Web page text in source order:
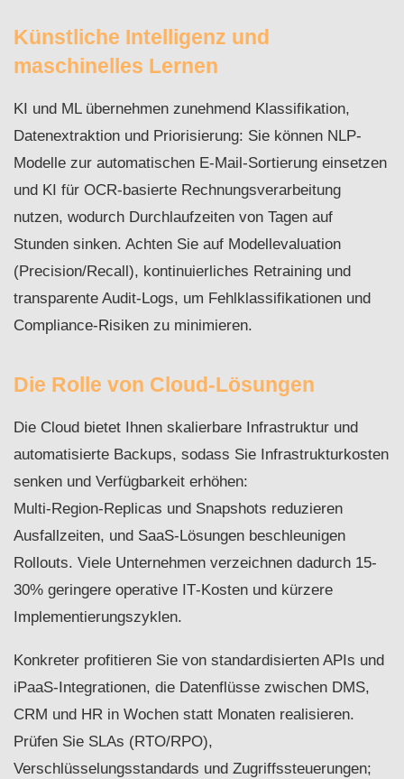
Künstliche Intelligenz und
maschinelles Lernen
KI und ML übernehmen zunehmend Klassifikation,
Datenextraktion und Priorisierung: Sie können NLP-
Modelle zur automatischen E‑Mail‑Sortierung einsetzen
und KI für OCR-basierte Rechnungsverarbeitung
nutzen, wodurch Durchlaufzeiten von Tagen auf
Stunden sinken. Achten Sie auf Modellevaluation
(Precision/Recall), kontinuierliches Retraining und
transparente Audit-Logs, um Fehlklassifikationen und
Compliance‑Risiken zu minimieren.
Die Rolle von Cloud-Lösungen
Die Cloud bietet Ihnen skalierbare Infrastruktur und
automatisierte Backups, sodass Sie Infrastrukturkosten
senken und Verfügbarkeit erhöhen:
Multi‑Region‑Replicas und Snapshots reduzieren
Ausfallzeiten, und SaaS‑Lösungen beschleunigen
Rollouts. Viele Unternehmen verzeichnen dadurch 15-
30% geringere operative IT‑Kosten und kürzere
Implementierungszyklen.
Konkreter profitieren Sie von standardisierten APIs und
iPaaS‑Integrationen, die Datenflüsse zwischen DMS,
CRM und HR in Wochen statt Monaten realisieren.
Prüfen Sie SLAs (RTO/RPO),
Verschlüsselungsstandards und Zugriffssteuerungen;